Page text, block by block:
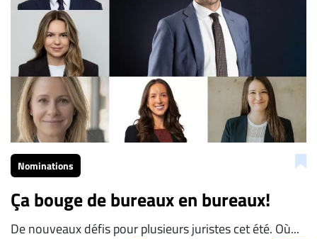
Nominations
Ça bouge de bureaux en bureaux!
De nouveaux défis pour plusieurs juristes cet été. Où...